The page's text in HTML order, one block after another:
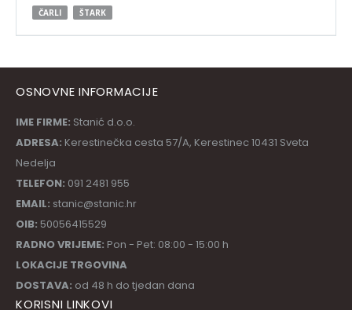
ČARLI
ŠTARK
OSNOVNE INFORMACIJE
IME FIRME: Stanić d.o.o.
ADRESA: Kerestinečka cesta 57/A, Kerestinec 10431 Sveta
Nedelja
TELEFON: 091 2481 955
EMAIL: stanic@stanic.hr
OIB: 50056415529
RADNO VRIJEME: Pon - Pet: 08:00 - 15:00 h
LOKACIJE TRGOVINA
DOSTAVA: od 48 h do tjedan dana
KORISNI LINKOVI